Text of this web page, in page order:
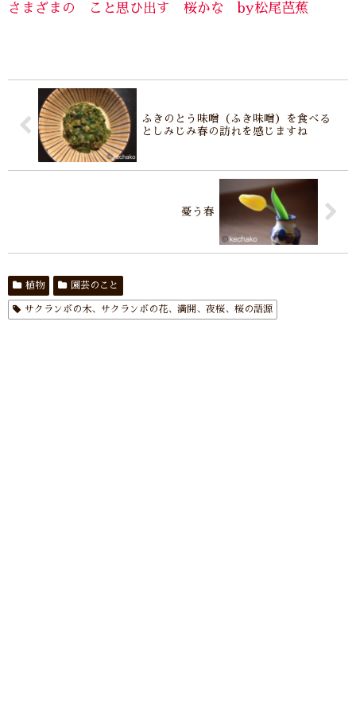
さまざまの こと思ひ出す 桜かな by松尾芭蕉
ふきのとう味噌（ふき味噌）を食べる
としみじみ春の訪れを感じますね
憂う春
植物 園芸のこと
サクランボの木、サクランボの花、満開、夜桜、桜の語源